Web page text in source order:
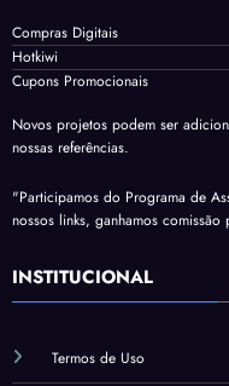
Compras Digitais
Hotkiwi
Cupons Promocionais
Novos projetos podem ser
nossas referências.
"Participamos do Programa de
nossos links, ganhamos
INSTITUCIONAL
Termos de Uso